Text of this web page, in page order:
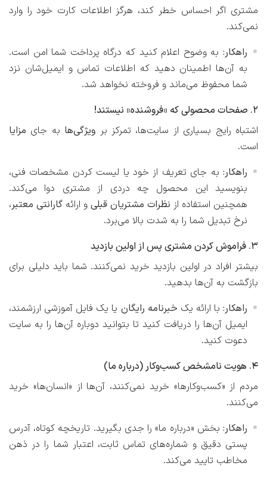
مشتری اگر احساس خطر کند، هرگز اطلاعات کارت خود را وارد
نمی‌کند.
راهکار: به وضوح اعلام کنید که درگاه پرداخت شما امن است.
به آن‌ها اطمینان دهید که اطلاعات تماس و ایمیل‌شان نزد
شما محفوظ می‌ماند و فروخته نخواهد شد.
۲. صفحات محصولی که «فروشنده» نیستند!
اشتباه رایج بسیاری از سایت‌ها، تمرکز بر ویژگی‌ها به جای مزایا
است.
راهکار: به جای تعریف از خود یا لیست کردن مشخصات فنی،
بنویسید این محصول چه دردی از مشتری دوا می‌کند.
همچنین استفاده از نظرات مشتریان قبلی و ارائه گارانتی معتبر،
نرخ تبدیل شما را به شدت بالا می‌برد.
۳. فراموش کردن مشتری پس از اولین بازدید
بیشتر افراد در اولین بازدید خرید نمی‌کنند. شما باید دلیلی برای
بازگشت به آن‌ها بدهید.
راهکار:با ارائه یک خبرنامه رایگان یا یک فایل آموزشی ارزشمند،
ایمیل آن‌ها را دریافت کنید تا بتوانید دوباره آن‌ها را به سایت
دعوت کنید.
۴. هویت نامشخص کسب‌وکار (درباره ما)
مردم از «کسب‌وکارها» خرید نمی‌کنند، آن‌ها از «انسان‌ها» خرید
می‌کنند.
راهکار: بخش «درباره ما» را جدی بگیرید. تاریخچه کوتاه، آدرس
پستی دقیق و شماره‌های تماس ثابت، اعتبار شما را در ذهن
مخاطب تایید می‌کند.